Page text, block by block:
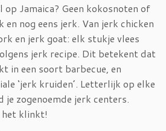
Jamaica? Geen kokosnoten of
en nog eens jerk. Van jerk chicken
en jerk goat: elk stukje vlees
jerk recipe. Dit betekent dat
in een soort barbecue, en
‘jerk kruiden’. Letterlijk op elke
je zogenoemde jerk centers.
het klinkt!